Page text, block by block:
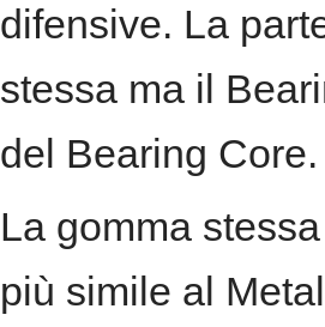
difensive. La
stessa ma il
del Bearing Core.
La gomma
più simile al